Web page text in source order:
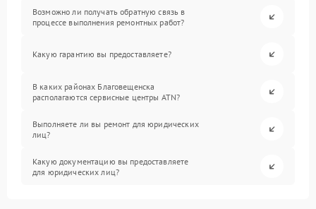
Возможно ли получать обратную связь в
процессе выполнения ремонтных работ?
Какую гарантию вы предоставляете?
В каких районах Благовещенска
располагаются сервисные центры ATN?
Выполняете ли вы ремонт для юридических
лиц?
Какую документацию вы предоставляете
для юридических лиц?